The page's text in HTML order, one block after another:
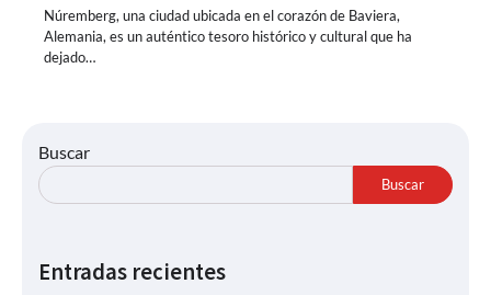
Núremberg, una ciudad ubicada en el corazón de Baviera,
Alemania, es un auténtico tesoro histórico y cultural que ha
dejado…
Buscar
Buscar
Entradas recientes